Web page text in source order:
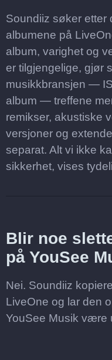
Soundiiz søker etter
albumene på
album, varighet og
er tilgjengelige, gjør
musikkbransjen —
album — treffene
remikser, akustiske
versjoner og
separat. Alt vi ikke
sikkerhet, vises
Blir noe
på YouSee
Nei. Soundiiz
LiveOne og lar den
YouSee Musik være